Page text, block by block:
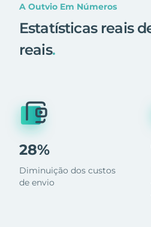
A Outvio Em Números
Estatísticas reais
reais.
28%
Diminuição dos custos
de envio